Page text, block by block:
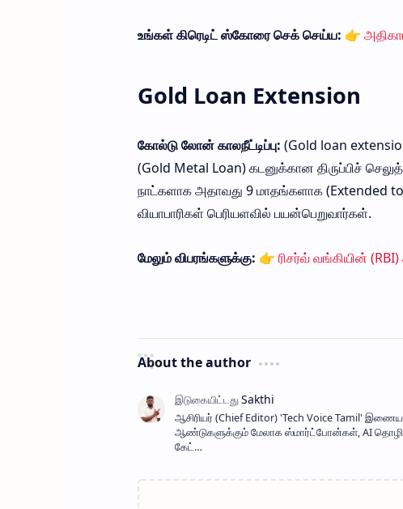
உங்கள் கிரெடிட் ஸ்கோரை செக் செய்ய: 👉
Gold Loan Extension
கோல்டு லோன் காலநீட்டிப்பு: (Gold loan
(Gold Metal Loan) கடனுக்கான திருப்பிச்
நாட்களாக அதாவது 9 மாதங்களாக (Extended to
வியாபாரிகள் பெரியளவில் பயன்பெறுவார்கள்.
மேலும் விபரங்களுக்கு: 👉 ரிசர்வ் வங்கியின்
About the author
ஆசிரியர் (Chief Editor) ​'Tech Voice Tamil'
ஆண்டுகளுக்கும் மேலாக ஸ்மார்ட்போன்கள், AI
கேட்…